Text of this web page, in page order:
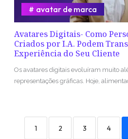
Avatares Digitais- Como
Criados por I.A. Podem
Experiência do Seu Cliente
avatar de marca
Os avatares digitais evoluíram muito
representações gráficas. Hoje,
1 2 3 4